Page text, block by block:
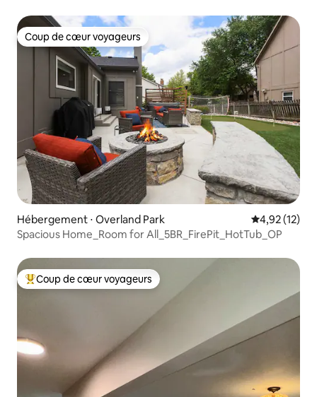
Coup de cœur voyageurs
Coup de cœur voyageurs
Hébergement ⋅ Overland Park Évaluation
4,92 (12)
Spacious Home_Room for All_5BR_FirePit_HotTub_OP
Coups de cœur voyageurs les plus appréciés
Coup de cœur voyageurs